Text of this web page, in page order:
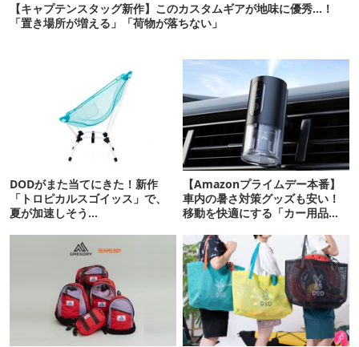
【キャプテンスタッグ新作】このカスタムギアが地味に優秀…！
「置き場所が増える」「荷物が落ちない」
DODがまた当てにきた！新作
「トロピカルスゴイッス」で、
夏が加速しそう…
【Amazonプライムデー本番】
車内の暑さ対策グッズも安い！
移動を快適にする「カー用品」